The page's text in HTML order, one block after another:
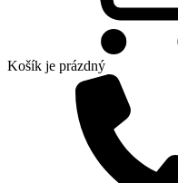
Košík je prázdný